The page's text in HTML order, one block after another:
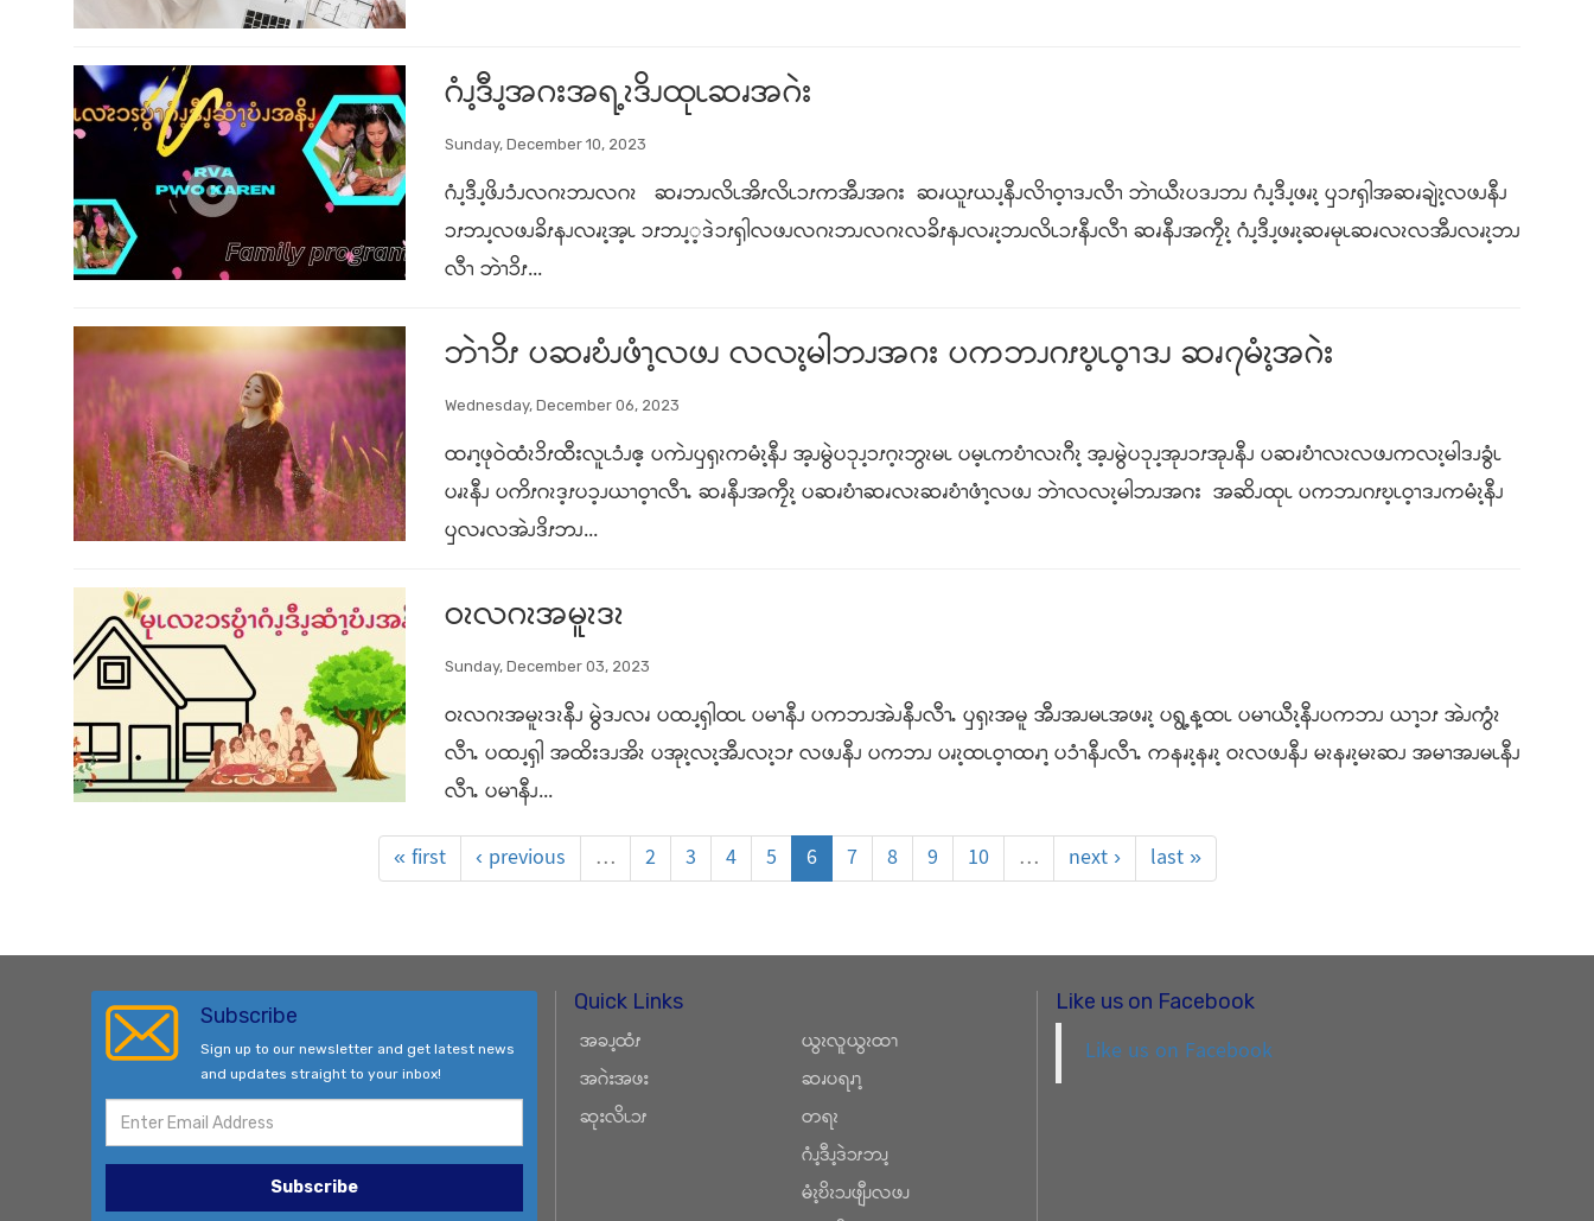
ဂံၪ့ဒီၪ့အဂးအရ့ၩဒိၪထုၬဆၧအဂဲး
Sunday, December 10, 2023
ဂံၪ့ဒီၪ့ဖိၪၥံၪလဂၩဘၪလဂၩ ဆၧဘၪလိၬအိၭလိၬၥၭကအီၪအဂး ဆၧယူၭယၪ့နီၪလိၫဝ့ၫဒၪလီၫ ဘဲၫယီၩပဒၪဘၪ ဂံၪ့ဒီၪ့ဖၧၩ့ ၦၥၭၡါအဆၧချဲၩ့လဖၪနီၪ
ၥၭဘၪ့လဖၪခိၭနၪလၧၩ့အ့ၬ ၥၭဘၪ့့ဒဲၥၭၡါလဖၪလဂၩဘၪလဂၩလခိၭနၪလၧၩ့ဘၪလိၬၥၭနီၪလီၫ ဆၧနီၪအကၠီၩ့ ဂံၪ့ဒီၪ့ဖၧၩ့ဆၧမုၬဆၧလၩလအီၪလၧၩ့ဘၪ
လီၫ ဘဲၫၥိၭ...
ဘဲၫၥိၭ ပဆၧဎံၪဖံၫ့လဖၪ လလၩ့မါဘၪအဂး ပကဘၪဂၭဎ့ၬဝ့ၫဒၪ ဆၧ၇မံၩ့အဂဲး
Wednesday, December 06, 2023
ထၧၫ့ဖုဝဲထံၩၥိၭထီးလူၬၥံၪဧ့ ပကဲၪၦၡၩကမံၩ့နီၪ အ့ၪမွဲပၥုၪ့ၥၭဂ့ၩဘွၩမၬ ပမ့ၬကဎံၫလၩဂီၩ့ အ့ၪမွဲပၥုၪ့အုၪၥၭအုၪနီၪ ပဆၧဎံၫလၩလဖၪကလၩ့မါဒၪခွံၬ
ပၧၩနီၪ ပကိၭဂၩဒ့ၭပၥ့ၪယၫဝ့ၫလီၫႉ ဆၧနီၪအကၠီၩ့ ပဆၧဎံၫဆၧလၩဆၧဎံၫဖံၫ့လဖၪ ဘဲၫလလၩ့မါဘၪအဂး အဆိၪထုၬ ပကဘၪဂၭဎ့ၬဝ့ၫဒၪကမံၩ့နီၪ
ၦလၧလအဲၪဒိၭဘၪ...
ဝၩလဂၩအမူၩဒၩ
Sunday, December 03, 2023
ဝၩလဂၩအမူၩဒၩနီၪ မွဲဒၪလၧ ပထၪ့ၡါထၬ ပမၫနီၪ ပကဘၪအဲၪနီၪလီၫႉ ၦၡၩအမူ အီၪအၪမၬအဖၧၩ့ ပရွ့န့ထၬ ပမၫယီၩ့နီၪပကဘၪ ယၫ့ၥၭ အဲၪကွံၩ
လီၫႉ ပထၪ့ၡါ အထိးဒၪအိၩ ပအုၩ့လၩ့အီၪလၩ့ၥၭ လဖၪနီၪ ပကဘၪ ပၧၩ့ထၬဝ့ၫထၧၫ့ ပၥံၫနီၪလီၫႉ ကနၧၩ့နၧၩ့ ဝၩလဖၪနီၪ မၩနၧၩ့မၩဆၪ အမၫအၪမၬနီၪ
လီၫႉ ပမၫနီၪ...
« first
‹ previous … 2 3 4 5 6 7 8 9 10 … next › last »
Subscribe
Sign up to our newsletter and get latest news
and updates straight to your inbox!
Subscribe
Quick Links
အခၪ့ထံၭ
အဂဲးအဖး
ဆုးလိၬၥၭ
ယွၩလူယွၩထၫ
ဆၧပရၧၫ့
တရၩ
ဂံၪ့ဒီၪ့ဒဲၥၭဘၪ့
မံၩ့ဎိၩၥၪဖျီၪလဖၪ
Like us on Facebook
Like us on Facebook